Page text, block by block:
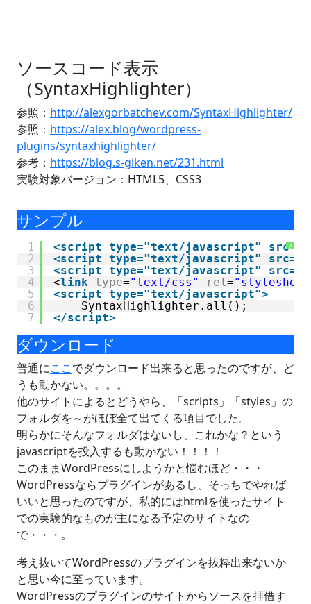
ソースコード表示
（SyntaxHighlighter）
参照： http://alexgorbatchev.com/SyntaxHighlighter/
参照： https://alex.blog/wordpress-
plugins/syntaxhighlighter/
参考： https://blog.s-giken.net/231.html
実験対象バージョン：HTML5、CSS3
サンプル
?
1
2
3
4
5
6
7
<script type="text/javascript"
<script type="text/javascript"
<script type="text/javascript"
<link type="text/css" rel=
<script type="text/javascript">
SyntaxHighlighter.all();
</script>
ダウンロード
普通にここでダウンロード出来ると思ったのですが、ど
うも動かない。。。。
他のサイトによるとどうやら、「scripts」「styles」の
フォルダを～がほぼ全て出てくる項目でした。
明らかにそんなフォルダはないし、これかな？という
javascriptを投入するも動かない！！！！
このままWordPressにしようかと悩むほど・・・
WordPressならプラグインがあるし、そっちでやれば
いいと思ったのですが、私的にはhtmlを使ったサイト
での実験的なものが主になる予定のサイトなの
で・・・。
考え抜いてWordPressのプラグインを抜粋出来ないか
と思い今に至っています。
WordPressのプラグインのサイトからソースを拝借す